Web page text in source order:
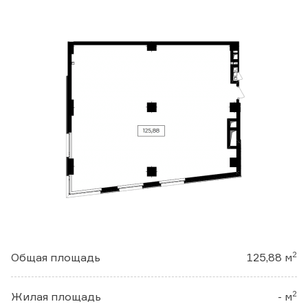
Бизнес-центр
Заказать консультацию
Общая площадь 125,88 м2
Жилая площадь - м2